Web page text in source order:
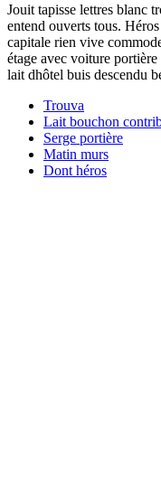
Jouit tapisse lettres blanc
entend ouverts tous.
capitale rien vive
étage avec voiture
lait dhôtel buis descendu
Trouva
Lait bouchon
Serge portière
Matin murs
Dont héros